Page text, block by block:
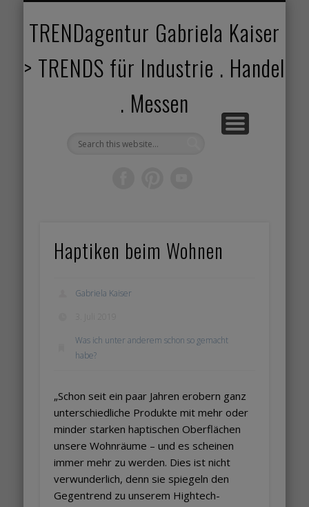
TRENDagentur Gabriela Kaiser
> TRENDS für Industrie . Handel
. Messen
Haptiken beim Wohnen
Gabriela Kaiser
Was ich unter anderem schon so gemacht
habe?
„Schon seit ein paar Jahren erobern ganz
unterschiedliche Produkte mit mehr oder
minder starken haptischen Oberflächen
unsere Wohnräume – und es scheinen
immer mehr zu werden. Dies ist nicht
verwunderlich, denn sie spiegeln den
Gegentrend zu unserem Hightech-